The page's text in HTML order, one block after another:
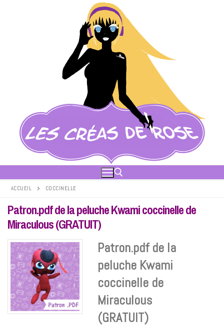
Rechercher :
ACCUEIL COCCINELLE
Patron.pdf de la peluche Kwami coccinelle de
Miraculous (GRATUIT)
Patron.pdf de la
peluche Kwami
coccinelle de
Miraculous
(GRATUIT)